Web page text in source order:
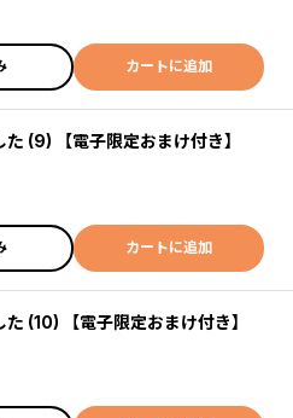
カートに追加
(9) 【電子限定おまけ付き】
カートに追加
(10) 【電子限定おまけ付き】